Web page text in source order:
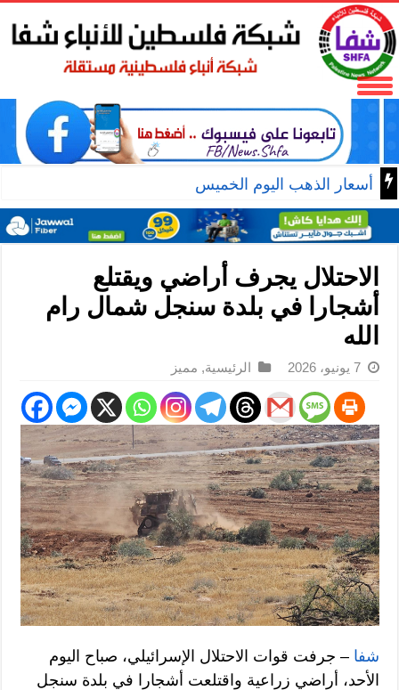
أسعار الذهب اليوم الخميس
الاحتلال يجرف أراضي ويقتلع
أشجارا في بلدة سنجل شمال رام
الله
7 يونيو، 2026 الرئيسية, مميز
شفا – جرفت قوات الاحتلال الإسرائيلي، صباح اليوم
الأحد، أراضي زراعية واقتلعت أشجارا في بلدة سنجل